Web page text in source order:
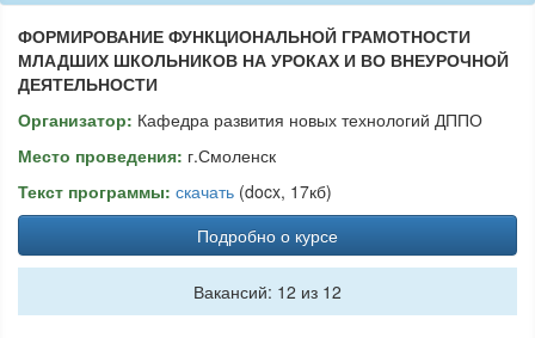
ФОРМИРОВАНИЕ ФУНКЦИОНАЛЬНОЙ ГРАМОТНОСТИ
МЛАДШИХ ШКОЛЬНИКОВ НА УРОКАХ И ВО ВНЕУРОЧНОЙ
ДЕЯТЕЛЬНОСТИ
Организатор: Кафедра развития новых технологий ДППО
Место проведения: г.Смоленск
Текст программы: скачать (docx, 17кб)
Подробно о курсе
Вакансий: 12 из 12